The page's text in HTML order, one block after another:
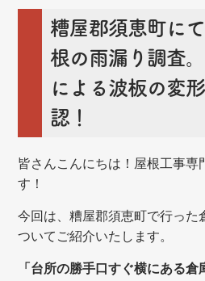
糟屋郡須恵町に
根の雨漏り調査
による波板の変
認！
皆さんこんにちは！屋根工事専
す！
今回は、糟屋郡須恵町で行った
ついてご紹介いたします。
「台所の勝手口すぐ横にある倉